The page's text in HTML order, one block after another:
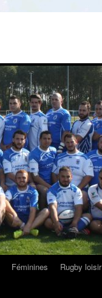
Féminines Rugby loisir